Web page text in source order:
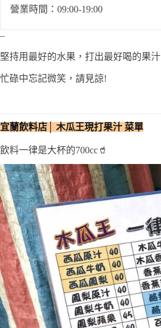
營業時間：09:00-19:00
–
堅持用最好的水果，打出最好喝的果汁
忙碌中忘記微笑，請見諒!
宜蘭飲料店│ 木瓜王現打果汁 菜單
飲料一律是大杯的700cc🥤